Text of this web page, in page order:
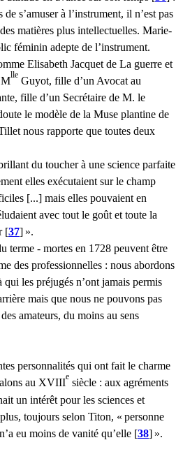
s’amuser à l’instrument, il n’est pas
matières plus intellectuelles. Marie-
féminin adepte de l’instrument.
Elisabeth Jacquet de La guerre et
M
lle
Guyot, fille d’un Avocat au
fille d’un Secrétaire de M. le
le modèle de la Muse plantine de
nous rapporte que toutes deux
du toucher à une science parfaite
elles exécutaient sur le champ
[...] mais elles pouvaient en
avec tout le goût et toute la
[37] ».
terme - mortes en 1728 peuvent être
des professionnelles : nous abordons
les préjugés n’ont jamais permis
mais que nous ne pouvons pas
amateurs, du moins au sens
personnalités qui ont fait le charme
au XVIII
e
siècle : aux agréments
un intérêt pour les sciences et
toujours selon Titon, « personne
eu moins de vanité qu’elle [38] ».